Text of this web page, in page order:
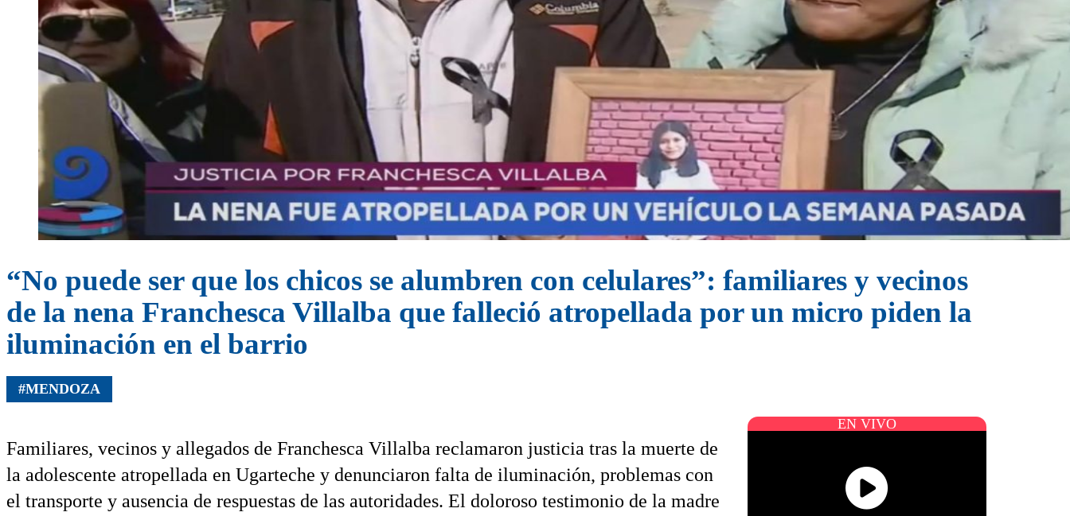
“No puede ser que los chicos se alumbren con celulares”: familiares y vecinos
de la nena Franchesca Villalba que falleció atropellada por un micro piden la
iluminación en el barrio
#MENDOZA
Familiares, vecinos y allegados de Franchesca Villalba reclamaron justicia tras la muerte de
la adolescente atropellada en Ugarteche y denunciaron falta de iluminación, problemas con
el transporte y ausencia de respuestas de las autoridades. El doloroso testimonio de la madre
EN VIVO